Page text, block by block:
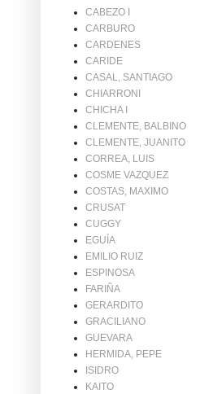
CABEZO I
CARBURO
CARDENES
CARIDE
CASAL, SANTIAGO
CHIARRONI
CHICHA I
CLEMENTE, BALBINO
CLEMENTE, JUANITO
CORREA, LUIS
COSME VAZQUEZ
COSTAS, MAXIMO
CRUSAT
CUGGY
EGUÍA
EMILIO RUIZ
ESPINOSA
FARIÑA
GERARDITO
GRACILIANO
GUEVARA
HERMIDA, PEPE
ISIDRO
KAITO